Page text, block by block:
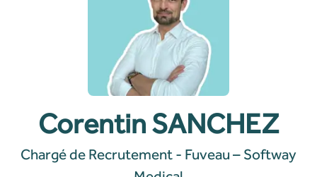
Corentin SANCHEZ
Chargé de Recrutement - Fuveau – Softway